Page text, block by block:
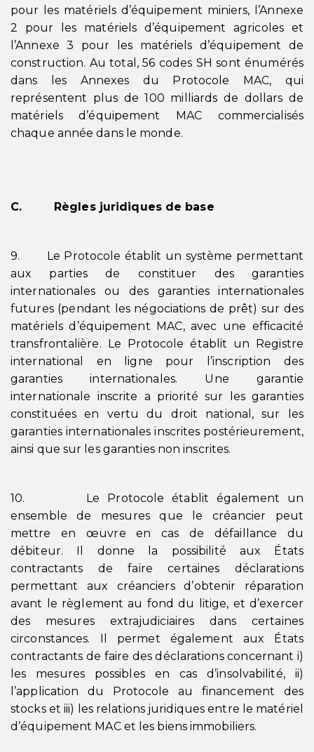
pour les matériels d’équipement miniers, l’Annexe
2 pour les matériels d’équipement agricoles et
l’Annexe 3 pour les matériels d’équipement de
construction. Au total, 56 codes SH sont énumérés
dans les Annexes du Protocole MAC, qui
représentent plus de 100 milliards de dollars de
matériels d’équipement MAC commercialisés
chaque année dans le monde.
C. Règles juridiques de base
9. Le Protocole établit un système permettant
aux parties de constituer des garanties
internationales ou des garanties internationales
futures (pendant les négociations de prêt) sur des
matériels d’équipement MAC, avec une efficacité
transfrontalière. Le Protocole établit un Registre
international en ligne pour l’inscription des
garanties internationales. Une garantie
internationale inscrite a priorité sur les garanties
constituées en vertu du droit national, sur les
garanties internationales inscrites postérieurement,
ainsi que sur les garanties non inscrites.
10. Le Protocole établit également un
ensemble de mesures que le créancier peut
mettre en œuvre en cas de défaillance du
débiteur. Il donne la possibilité aux États
contractants de faire certaines déclarations
permettant aux créanciers d’obtenir réparation
avant le règlement au fond du litige, et d’exercer
des mesures extrajudiciaires dans certaines
circonstances. Il permet également aux États
contractants de faire des déclarations concernant i)
les mesures possibles en cas d’insolvabilité, ii)
l’application du Protocole au financement des
stocks et iii) les relations juridiques entre le matériel
d’équipement MAC et les biens immobiliers.